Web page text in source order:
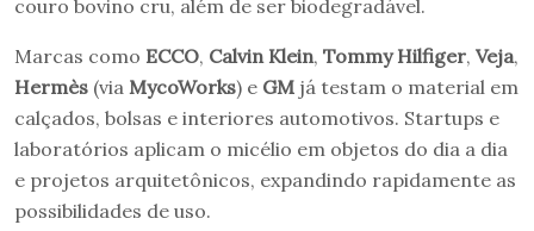
couro bovino cru, além de ser biodegradável.
Marcas como ECCO, Calvin Klein, Tommy Hilfiger, Veja,
Hermès (via MycoWorks) e GM já testam o material em
calçados, bolsas e interiores automotivos. Startups e
laboratórios aplicam o micélio em objetos do dia a dia
e projetos arquitetônicos, expandindo rapidamente as
possibilidades de uso.